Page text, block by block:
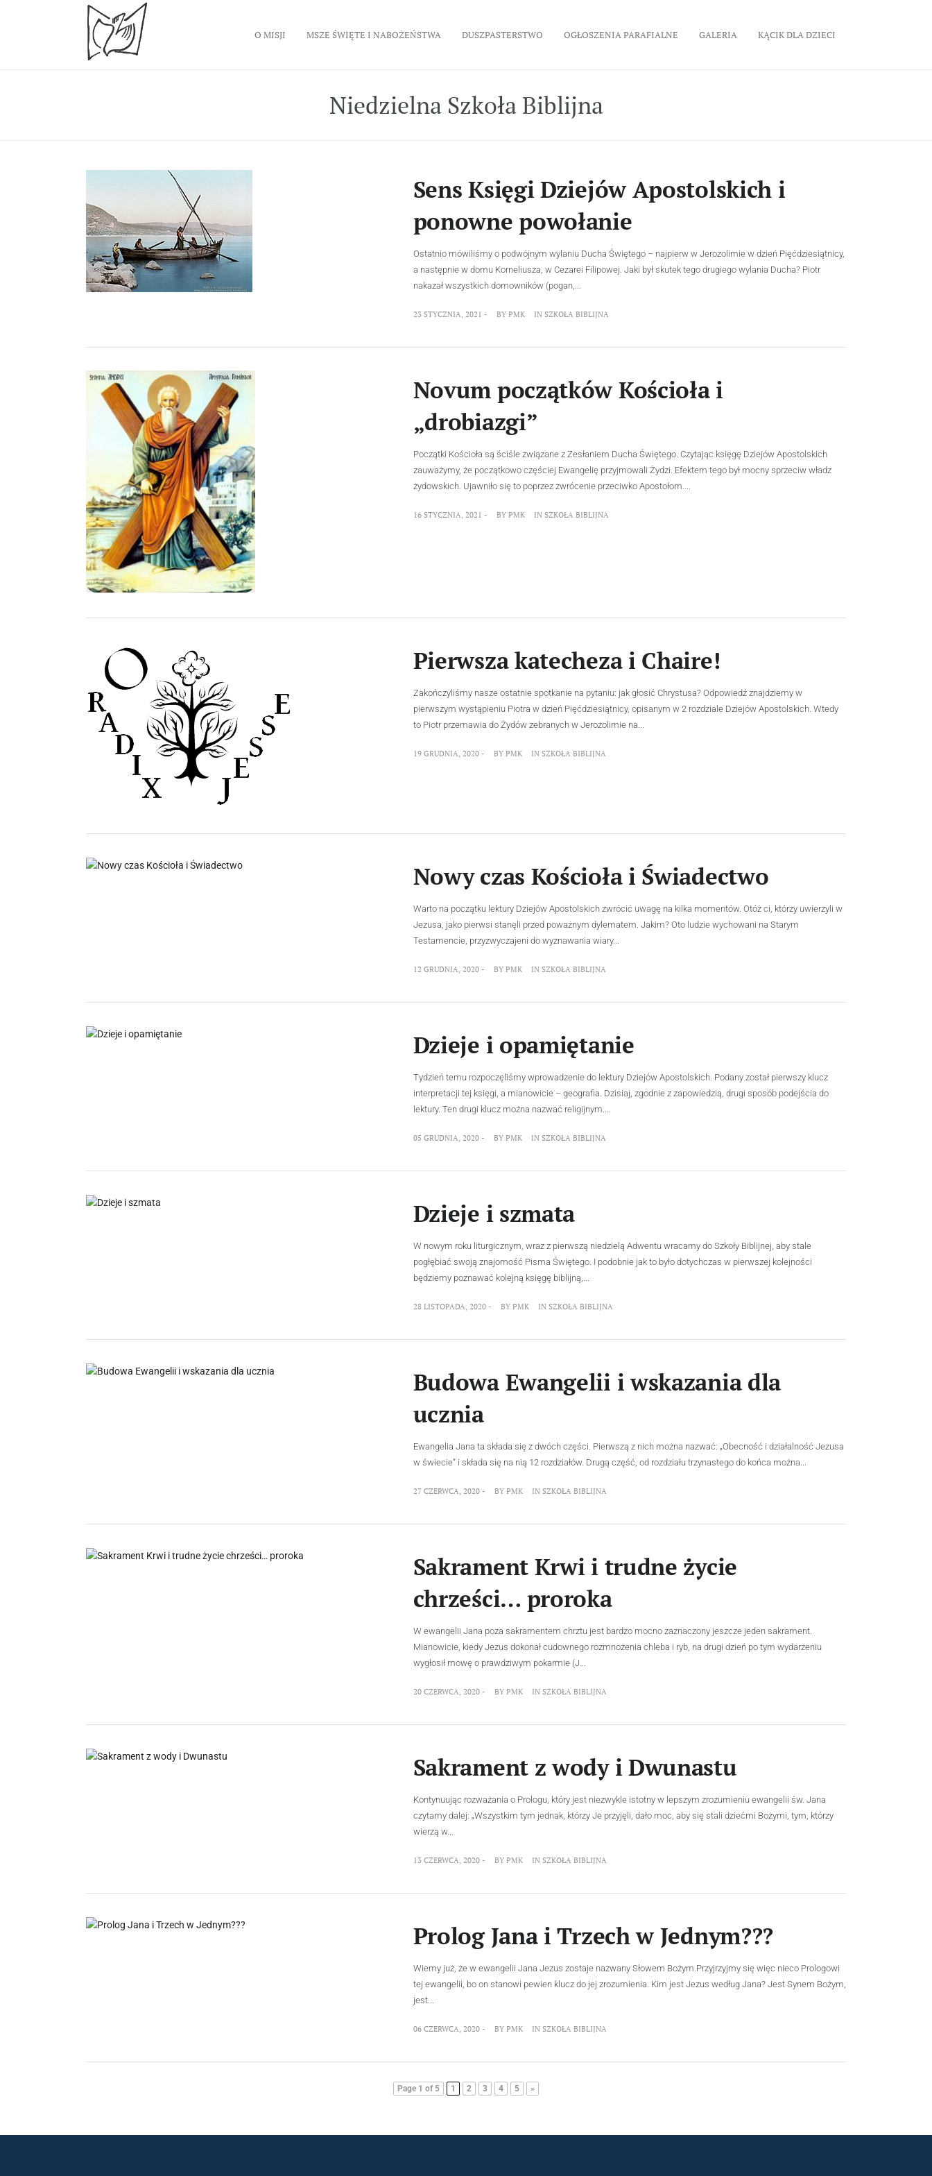
O MISJI MSZE ŚWIĘTE I NABOŻEŃSTWA DUSZPASTERSTWO OGŁOSZENIA PARAFIALNE GALERIA KĄCIK DLA DZIECI
Niedzielna Szkoła Biblijna
Sens Księgi Dziejów Apostolskich i
ponowne powołanie
Ostatnio mówiliśmy o podwójnym wylaniu Ducha Świętego – najpierw w Jerozolimie w dzień Pięćdziesiątnicy,
a następnie w domu Korneliusza, w Cezarei Filipowej. Jaki był skutek tego drugiego wylania Ducha? Piotr
nakazał wszystkich domowników (pogan,...
23 STYCZNIA, 2021 - BY PMK IN SZKOŁA BIBLIJNA
Novum początków Kościoła i
„drobiazgi”
Początki Kościoła są ściśle związane z Zesłaniem Ducha Świętego. Czytając księgę Dziejów Apostolskich
zauważymy, że początkowo częściej Ewangelię przyjmowali Żydzi. Efektem tego był mocny sprzeciw władz
żydowskich. Ujawniło się to poprzez zwrócenie przeciwko Apostołom....
16 STYCZNIA, 2021 - BY PMK IN SZKOŁA BIBLIJNA
Pierwsza katecheza i Chaire!
Zakończyliśmy nasze ostatnie spotkanie na pytaniu: jak głosić Chrystusa? Odpowiedź znajdziemy w
pierwszym wystąpieniu Piotra w dzień Pięćdziesiątnicy, opisanym w 2 rozdziale Dziejów Apostolskich. Wtedy
to Piotr przemawia do Żydów zebranych w Jerozolimie na...
19 GRUDNIA, 2020 - BY PMK IN SZKOŁA BIBLIJNA
Nowy czas Kościoła i Świadectwo
Warto na początku lektury Dziejów Apostolskich zwrócić uwagę na kilka momentów. Otóż ci, którzy uwierzyli w
Jezusa, jako pierwsi stanęli przed poważnym dylematem. Jakim? Oto ludzie wychowani na Starym
Testamencie, przyzwyczajeni do wyznawania wiary...
12 GRUDNIA, 2020 - BY PMK IN SZKOŁA BIBLIJNA
Dzieje i opamiętanie
Tydzień temu rozpoczęliśmy wprowadzenie do lektury Dziejów Apostolskich. Podany został pierwszy klucz
interpretacji tej księgi, a mianowicie – geografia. Dzisiaj, zgodnie z zapowiedzią, drugi sposób podejścia do
lektury. Ten drugi klucz można nazwać religijnym....
05 GRUDNIA, 2020 - BY PMK IN SZKOŁA BIBLIJNA
Dzieje i szmata
W nowym roku liturgicznym, wraz z pierwszą niedzielą Adwentu wracamy do Szkoły Biblijnej, aby stale
pogłębiać swoją znajomość Pisma Świętego. I podobnie jak to było dotychczas w pierwszej kolejności
będziemy poznawać kolejną księgę biblijną,...
28 LISTOPADA, 2020 - BY PMK IN SZKOŁA BIBLIJNA
Budowa Ewangelii i wskazania dla
ucznia
Ewangelia Jana ta składa się z dwóch części. Pierwszą z nich można nazwać: „Obecność i działalność Jezusa
w świecie” i składa się na nią 12 rozdziałów. Drugą część, od rozdziału trzynastego do końca można...
27 CZERWCA, 2020 - BY PMK IN SZKOŁA BIBLIJNA
Sakrament Krwi i trudne życie
chrześci… proroka
W ewangelii Jana poza sakramentem chrztu jest bardzo mocno zaznaczony jeszcze jeden sakrament.
Mianowicie, kiedy Jezus dokonał cudownego rozmnożenia chleba i ryb, na drugi dzień po tym wydarzeniu
wygłosił mowę o prawdziwym pokarmie (J...
20 CZERWCA, 2020 - BY PMK IN SZKOŁA BIBLIJNA
Sakrament z wody i Dwunastu
Kontynuując rozważania o Prologu, który jest niezwykle istotny w lepszym zrozumieniu ewangelii św. Jana
czytamy dalej: „Wszystkim tym jednak, którzy Je przyjęli, dało moc, aby się stali dziećmi Bożymi, tym, którzy
wierzą w...
13 CZERWCA, 2020 - BY PMK IN SZKOŁA BIBLIJNA
Prolog Jana i Trzech w Jednym???
Wiemy już, że w ewangelii Jana Jezus zostaje nazwany Słowem Bożym.Przyjrzyjmy się więc nieco Prologowi
tej ewangelii, bo on stanowi pewien klucz do jej zrozumienia. Kim jest Jezus według Jana? Jest Synem Bożym,
jest...
06 CZERWCA, 2020 - BY PMK IN SZKOŁA BIBLIJNA
Page 1 of 5 1 2 3 4 5 »